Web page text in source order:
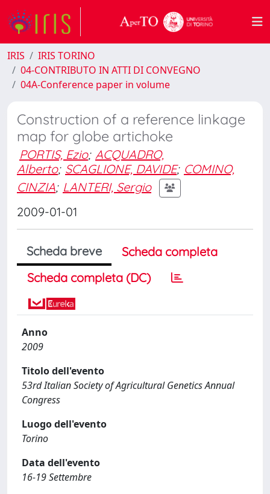
IRIS
IRIS TORINO
04-CONTRIBUTO IN ATTI DI CONVEGNO
04A-Conference paper in volume
Construction of a reference linkage
map for globe artichoke
PORTIS, Ezio; ACQUADRO,
Alberto; SCAGLIONE, DAVIDE; COMINO,
CINZIA; LANTERI, Sergio
2009-01-01
Scheda breve
Scheda completa
Scheda completa (DC)
Anno
2009
Titolo dell'evento
53rd Italian Society of Agricultural Genetics Annual
Congress
Luogo dell'evento
Torino
Data dell'evento
16-19 Settembre